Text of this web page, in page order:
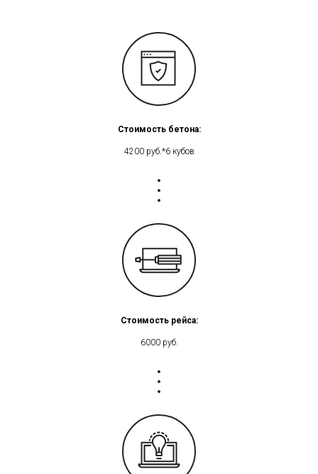
Стоимость бетона:
4200 руб.*6 кубов
Стоимость рейса:
6000 руб.